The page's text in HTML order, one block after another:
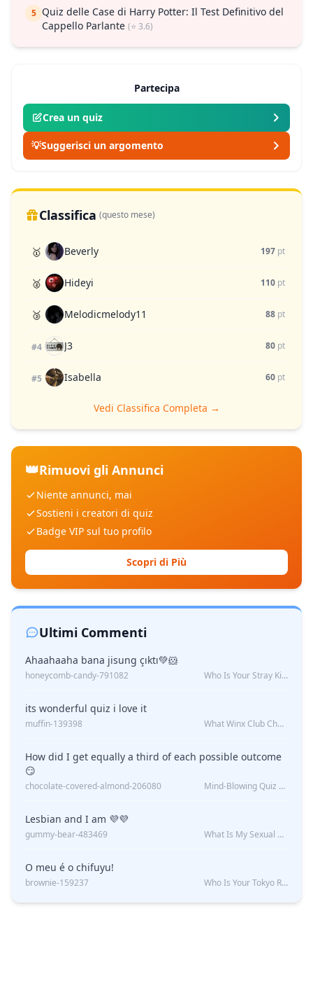
5 Quiz delle Case di Harry Potter: Il Test Definitivo del
Cappello Parlante (⭐ 3.6)
Partecipa
Crea un quiz
💡Suggerisci un argomento
Classifica (questo mese)
🥇 Beverly 197 pt
🥈 Hideyi 110 pt
🥉 Melodicmelody11 88 pt
#4 J3 80 pt
#5 Isabella 60 pt
Vedi Classifica Completa →
👑Rimuovi gli Annunci
Niente annunci, mai
Sostieni i creatori di quiz
Badge VIP sul tuo profilo
Scopri di Più
Ultimi Commenti
Ahaahaaha bana jisung çıktı💚🐹
honeycomb-candy-791082 Who Is Your Stray Kids Boyfriend?
its wonderful quiz i love it
muffin-139398 What Winx Club Character Are You?
How did I get equally a third of each possible outcome
😏
chocolate-covered-almond-206080 Mind-Blowing Quiz Reveals: Will I Be Alone Forever?
Lesbian and I am 💜💜
gummy-bear-483469 What Is My Sexual Orientation: Uncovered
O meu é o chifuyu!
brownie-159237 Who Is Your Tokyo Revengers Boyfriend?